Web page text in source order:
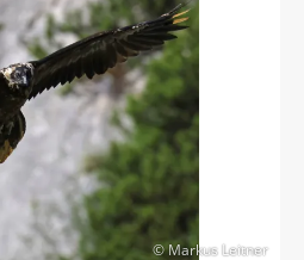
© Markus Leitner